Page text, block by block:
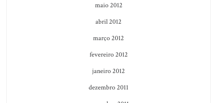
maio 2012
abril 2012
março 2012
fevereiro 2012
janeiro 2012
dezembro 2011